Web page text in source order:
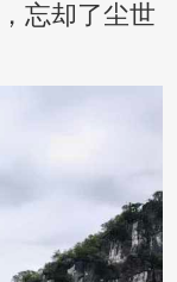
忘却了尘世